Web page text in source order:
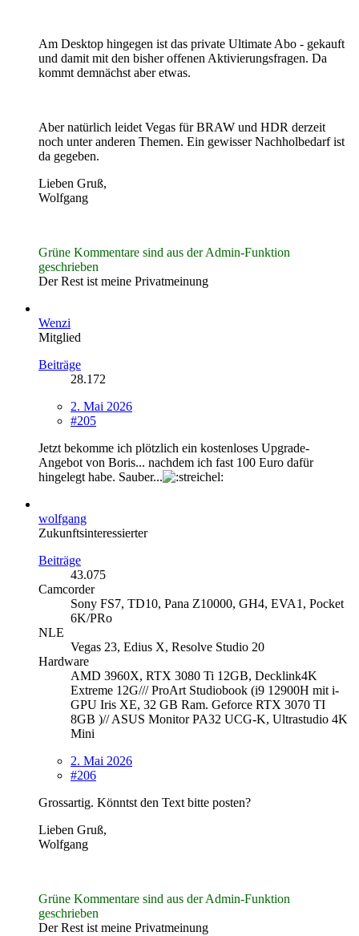
Am Desktop hingegen ist das private Ultimate Abo - gekauft
und damit mit den bisher offenen Aktivierungsfragen. Da
kommt demnächst aber etwas.
Aber natürlich leidet Vegas für BRAW und HDR derzeit
noch unter anderen Themen. Ein gewisser Nachholbedarf ist
da gegeben.
Lieben Gruß,
Wolfgang
Grüne Kommentare sind aus der Admin-Funktion
geschrieben
Der Rest ist meine Privatmeinung
Wenzi
Mitglied
Beiträge
28.172
2. Mai 2026
#205
Jetzt bekomme ich plötzlich ein kostenloses Upgrade-
Angebot von Boris... nachdem ich fast 100 Euro dafür
hingelegt habe. Sauber...
wolfgang
Zukunftsinteressierter
Beiträge
43.075
Camcorder
Sony FS7, TD10, Pana Z10000, GH4, EVA1, Pocket
6K/PRo
NLE
Vegas 23, Edius X, Resolve Studio 20
Hardware
AMD 3960X, RTX 3080 Ti 12GB, Decklink4K
Extreme 12G/// ProArt Studiobook (i9 12900H mit i-
GPU Iris XE, 32 GB Ram. Geforce RTX 3070 TI
8GB )// ASUS Monitor PA32 UCG-K, Ultrastudio 4K
Mini
2. Mai 2026
#206
Grossartig. Könntst den Text bitte posten?
Lieben Gruß,
Wolfgang
Grüne Kommentare sind aus der Admin-Funktion
geschrieben
Der Rest ist meine Privatmeinung